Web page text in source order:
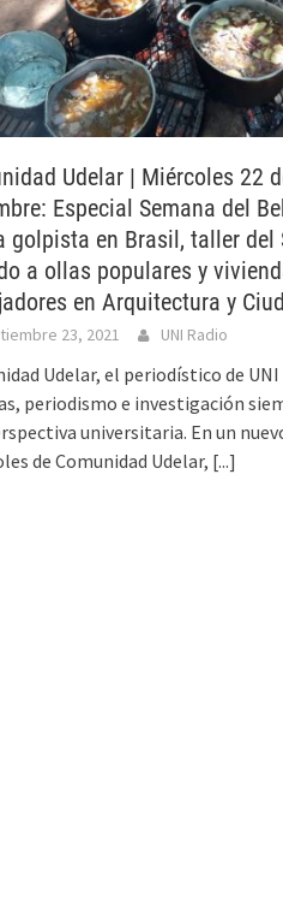
Udelar | Miércoles 22
Especial Semana del
golpista en Brasil, taller del
a ollas populares y
en Arquitectura y
23, 2021 UNI Radio
Udelar, el periodístico de UNI
periodismo e investigación
universitaria. En un
de Comunidad Udelar, [...]